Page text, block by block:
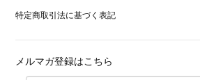
特定商取引法に基づく表記
メルマガ登録はこちら